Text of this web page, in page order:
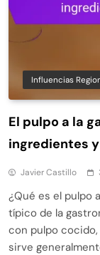
Influencias
El pulpo a la
ingredientes
Javier Castillo
¿Qué es el pulpo
típico de la
con pulpo
sirve